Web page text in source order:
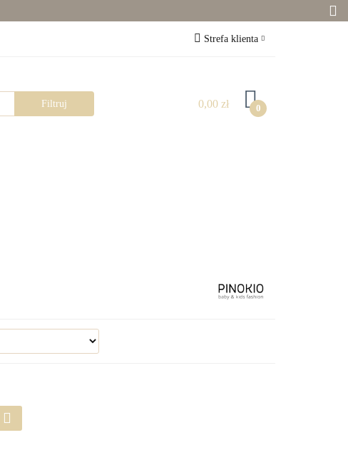
Strefa klienta
Zarejestruj się
Dodaj zgłoszenie
0,00 zł 0
Zabawki